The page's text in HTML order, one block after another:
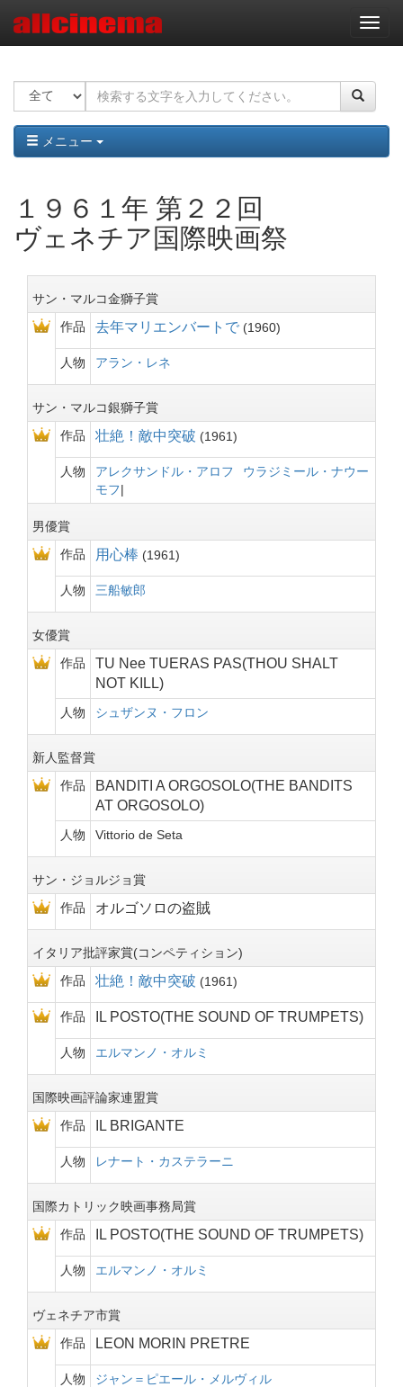
ナ
ビ
ー
ョ
ン
メニュー
１９６１年 第２２回
ヴェネチア国際映画祭
サン・マルコ金獅子賞
作品
去年マリエンバートで 1960
人物 アラン・レネ
サン・マルコ銀獅子賞
作品
壮絶！敵中突破 1961
人物 アレクサンドル・アロフ
ウラジミール・ナウー
モフ
男優賞
作品
用心棒 1961
人物 三船敏郎
女優賞
作品
TU Nee TUERAS PAS(THOU SHALT
NOT KILL)
人物 シュザンヌ・フロン
新人監督賞
作品
BANDITI A ORGOSOLO(THE BANDITS
AT ORGOSOLO)
人物 Vittorio de Seta
サン・ジョルジョ賞
作品
オルゴソロの盗賊
イタリア批評家賞(コンペティション)
作品
壮絶！敵中突破 1961
作品 IL POSTO(THE SOUND OF TRUMPETS)
人物 エルマンノ・オルミ
国際映画評論家連盟賞
作品
IL BRIGANTE
人物 レナート・カステラーニ
国際カトリック映画事務局賞
作品
IL POSTO(THE SOUND OF TRUMPETS)
人物 エルマンノ・オルミ
ヴェネチア市賞
作品
LEON MORIN PRETRE
人物 ジャン＝ピエール・メルヴィル